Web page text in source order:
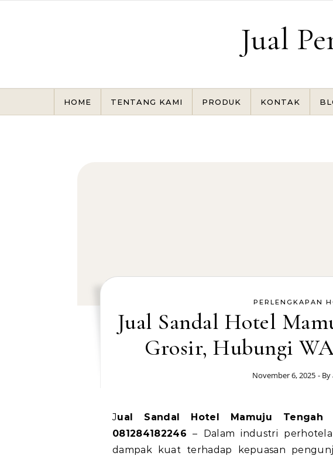
Jual
HOME TENTANG KAMI PRODUK KONTAK
PERLENGKAPAN
Jual Sandal Hotel
Grosir, Hubungi WA
November 6, 2025 - By
Jual Sandal Hotel Mamuju Tengah Harga Grosir, Hubungi WA
081284182246 – Dalam industri
dampak kuat terhadap kepuasan